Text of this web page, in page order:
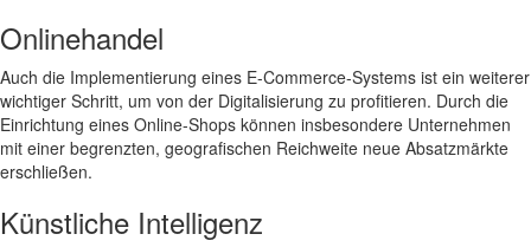
Onlinehandel
Auch die Implementierung eines E-Commerce-Systems ist ein weiterer
wichtiger Schritt, um von der Digitalisierung zu profitieren. Durch die
Einrichtung eines Online-Shops können insbesondere Unternehmen
mit einer begrenzten, geografischen Reichweite neue Absatzmärkte
erschließen.
Künstliche Intelligenz